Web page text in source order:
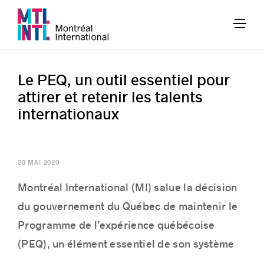
Le PEQ, un outil essentiel pour
attirer et retenir les talents
internationaux
28 MAI 2020
Montréal International (MI) salue la décision
du gouvernement du Québec de maintenir le
Programme de l’expérience québécoise
(PEQ), un élément essentiel de son système